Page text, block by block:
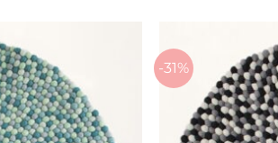
-31%